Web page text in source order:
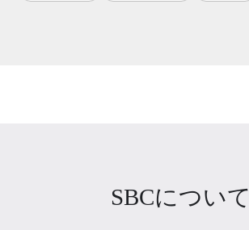
SBCについて